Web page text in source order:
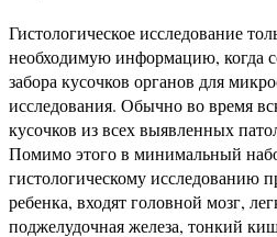
Гистологическое исследование
необходимую информацию, когда
забора кусочков органов для
исследования. Обычно во время
кусочков из всех выявленных
Помимо этого в минимальный
гистологическому исследованию
ребенка, входят головной мозг,
поджелудочная железа, тонкий